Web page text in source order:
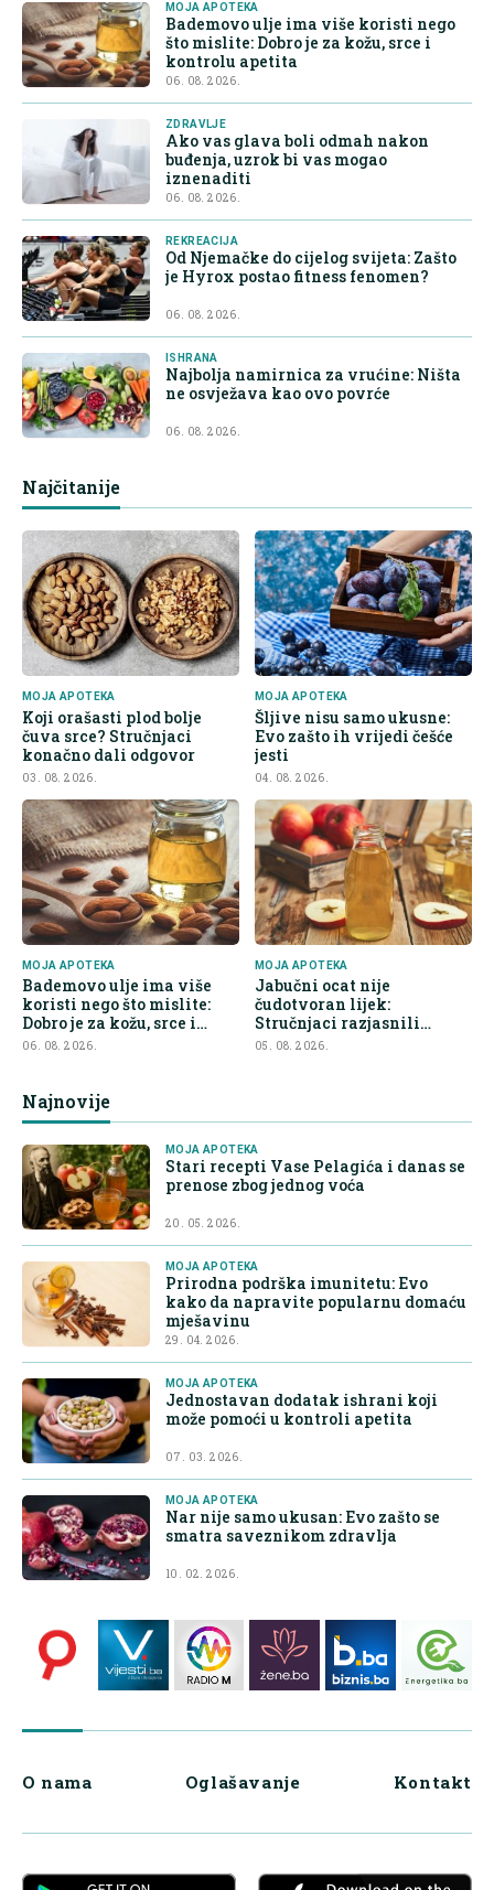
MOJA APOTEKA
Bademovo ulje ima više koristi nego
što mislite: Dobro je za kožu, srce i
kontrolu apetita
06. 08. 2026.
ZDRAVLJE
Ako vas glava boli odmah nakon
buđenja, uzrok bi vas mogao
iznenaditi
06. 08. 2026.
REKREACIJA
Od Njemačke do cijelog svijeta: Zašto
je Hyrox postao fitness fenomen?
06. 08. 2026.
ISHRANA
Najbolja namirnica za vrućine: Ništa
ne osvježava kao ovo povrće
06. 08. 2026.
Najčitanije
MOJA APOTEKA
Koji orašasti plod bolje
čuva srce? Stručnjaci
konačno dali odgovor
03. 08. 2026.
MOJA APOTEKA
Šljive nisu samo ukusne:
Evo zašto ih vrijedi češće
jesti
04. 08. 2026.
MOJA APOTEKA
Bademovo ulje ima više
koristi nego što mislite:
Dobro je za kožu, srce i
kontrolu apetita
06. 08. 2026.
MOJA APOTEKA
Jabučni ocat nije
čudotvoran lijek:
Stručnjaci razjasnili
najveće zablude
05. 08. 2026.
Najnovije
MOJA APOTEKA
Stari recepti Vase Pelagića i danas se
prenose zbog jednog voća
20. 05. 2026.
MOJA APOTEKA
Prirodna podrška imunitetu: Evo
kako da napravite popularnu domaću
mješavinu
29. 04. 2026.
MOJA APOTEKA
Jednostavan dodatak ishrani koji
može pomoći u kontroli apetita
07. 03. 2026.
MOJA APOTEKA
Nar nije samo ukusan: Evo zašto se
smatra saveznikom zdravlja
10. 02. 2026.
O nama Oglašavanje Kontakt